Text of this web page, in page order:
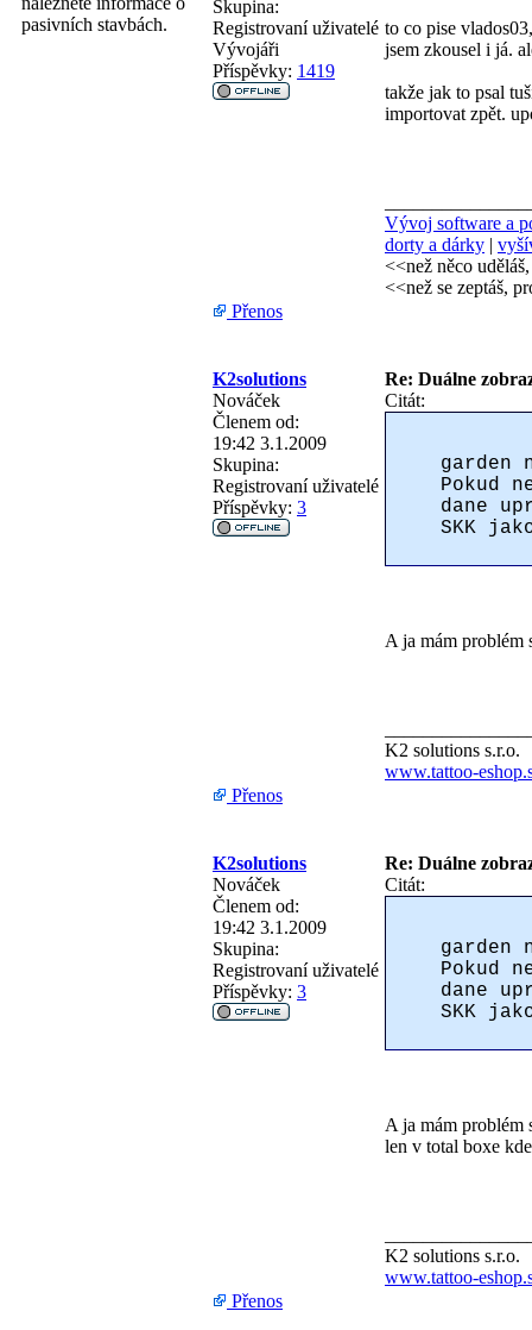
pasivních stavbách.
Skupina:
Registrovaní uživatelé
Vývojáři
Příspěvky: 1419
to co pise
jsem zkousel i já.
takže jak to psal
importovat zpět.
Vývoj software a
dorty a dárky |
<<než něco
<<než se zeptáš,
Přenos
K2solutions
Re: Duálne
Nováček
Členem od:
19:42 3.1.2009
Skupina:
Registrovaní uživatelé
Příspěvky: 3
Citát:
garden
Pokud
dane
SKK
A ja mám problém
K2 solutions s.r.o.
www.tattoo-
Přenos
K2solutions
Re: Duálne
Nováček
Členem od:
19:42 3.1.2009
Skupina:
Registrovaní uživatelé
Příspěvky: 3
Citát:
garden
Pokud
dane
SKK
A ja mám
len v total boxe
K2 solutions s.r.o.
www.tattoo-
Přenos